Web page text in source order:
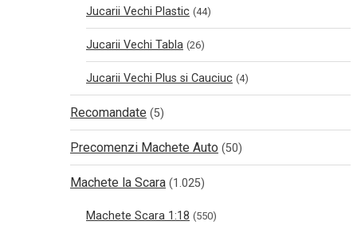
Jucarii Vechi Plastic (44)
Jucarii Vechi Tabla (26)
Jucarii Vechi Plus si Cauciuc (4)
Recomandate (5)
Precomenzi Machete Auto (50)
Machete la Scara (1.025)
Machete Scara 1:18 (550)